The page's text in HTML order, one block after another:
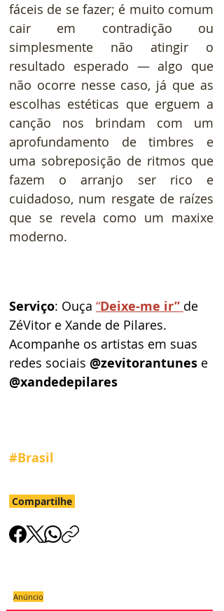
fáceis de se fazer; é muito comum
cair em contradição ou
simplesmente não atingir o
resultado esperado — algo que
não ocorre nesse caso, já que as
escolhas estéticas que erguem a
canção nos brindam com um
aprofundamento de timbres e
uma sobreposição de ritmos que
fazem o arranjo ser rico e
cuidadoso, num resgate de raízes
que se revela como um maxixe
moderno.
Serviço: Ouça “Deixe-me ir” de
ZéVitor e Xande de Pilares.
Acompanhe os artistas em suas
redes sociais @zevitorantunes e
@xandedepilares
#Brasil
Compartilhe
Anúncio